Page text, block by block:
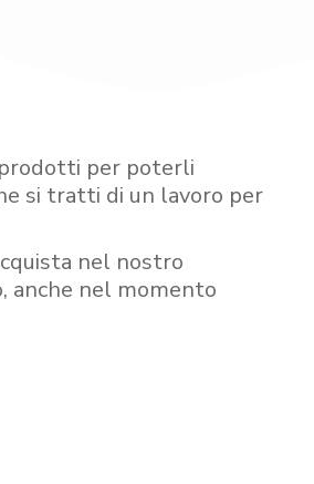
per poterli
si tratti di un lavoro per
nel nostro
anche nel momento